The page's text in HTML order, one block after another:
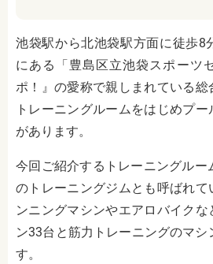
池袋駅から北池袋駅方面に徒歩8
にある「豊島区立池袋スポーツ
ポ！』の愛称で親しまれている総
トレーニングルームをはじめプ
があります。
今回ご紹介するトレーニングルー
のトレーニングジムとも呼ばれて
ンニングマシンやエアロバイク
ン33台と筋力トレーニングのマシ
す。